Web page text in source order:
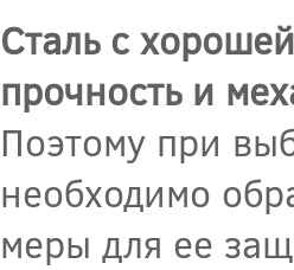
Сталь с
прочность и
Поэтому при
необходимо
меры для ее